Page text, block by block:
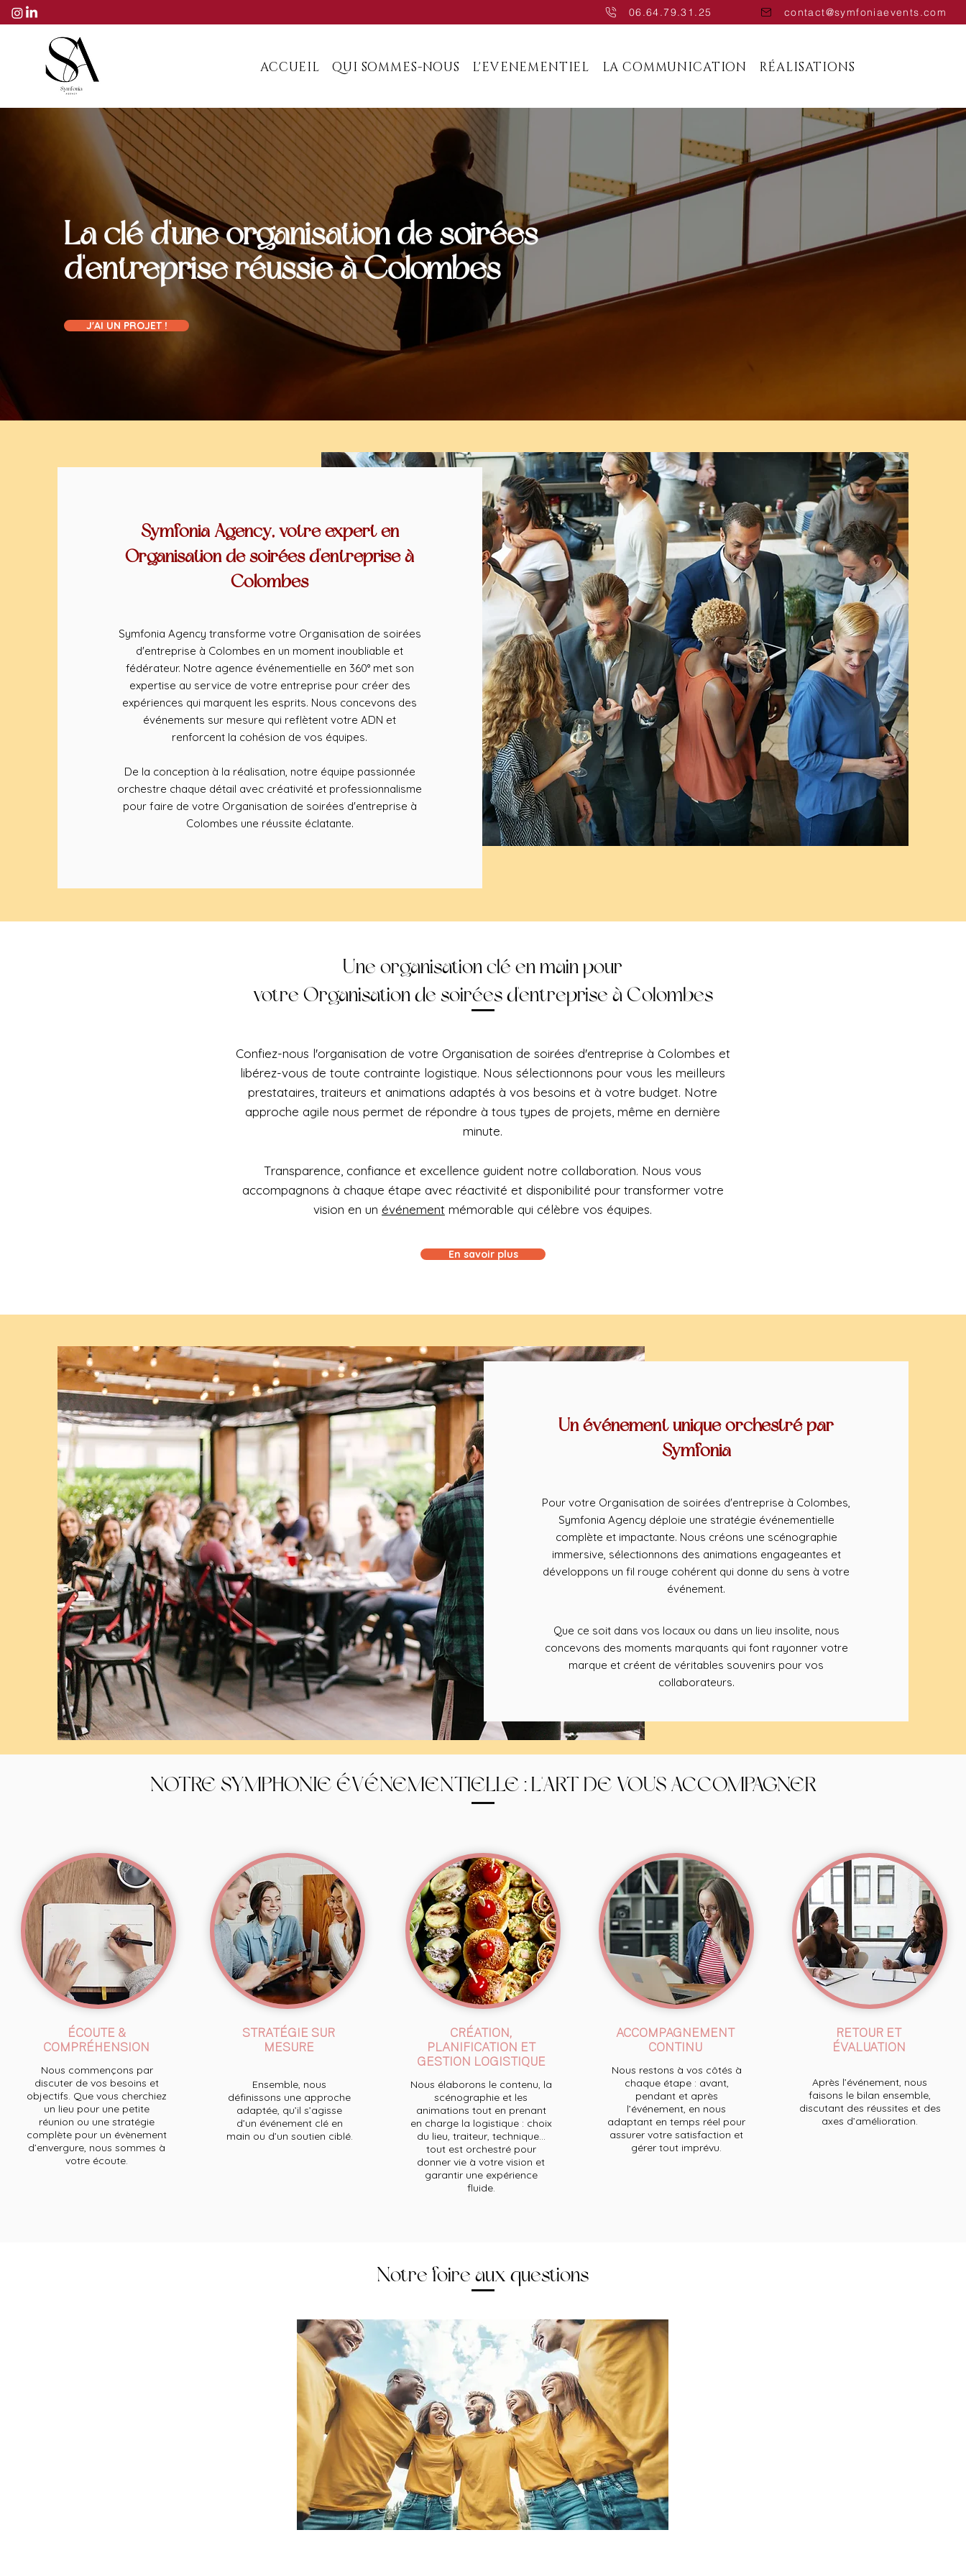
06.64.79.31.25 contact@symfoniaevents.com
ACCUEIL QUI SOMMES-NOUS L'EVENEMENTIEL LA COMMUNICATION RÉALISATIONS
La clé d'une organisation de soirées
d'entreprise réussie à Colombes
J'AI UN PROJET !
Symfonia Agency, votre expert en
Organisation de soirées d'entreprise à
Colombes
Symfonia Agency transforme votre Organisation de soirées
d'entreprise à Colombes en un moment inoubliable et
fédérateur. Notre agence événementielle en 360° met son
expertise au service de votre entreprise pour créer des
expériences qui marquent les esprits. Nous concevons des
événements sur mesure qui reflètent votre ADN et
renforcent la cohésion de vos équipes.
De la conception à la réalisation, notre équipe passionnée
orchestre chaque détail avec créativité et professionnalisme
pour faire de votre Organisation de soirées d'entreprise à
Colombes une réussite éclatante.
Une organisation clé en main pour
votre Organisation de soirées d'entreprise à Colombes
Confiez-nous l'organisation de votre Organisation de soirées d'entreprise à Colombes et
libérez-vous de toute contrainte logistique. Nous sélectionnons pour vous les meilleurs
prestataires, traiteurs et animations adaptés à vos besoins et à votre budget. Notre
approche agile nous permet de répondre à tous types de projets, même en dernière
minute.
Transparence, confiance et excellence guident notre collaboration. Nous vous
accompagnons à chaque étape avec réactivité et disponibilité pour transformer votre
vision en un événement mémorable qui célèbre vos équipes.
En savoir plus
Un événement unique orchestré par
Symfonia
Pour votre Organisation de soirées d'entreprise à Colombes,
Symfonia Agency déploie une stratégie événementielle
complète et impactante. Nous créons une scénographie
immersive, sélectionnons des animations engageantes et
développons un fil rouge cohérent qui donne du sens à votre
événement.
Que ce soit dans vos locaux ou dans un lieu insolite, nous
concevons des moments marquants qui font rayonner votre
marque et créent de véritables souvenirs pour vos
collaborateurs.
NOTRE SYMPHONIE ÉVÉNEMENTIELLE : L'ART DE VOUS ACCOMPAGNER
ÉCOUTE &
COMPRÉHENSION
Nous commençons par
discuter de vos besoins et
objectifs. Que vous cherchiez
un lieu pour une petite
réunion ou une stratégie
complète pour un évènement
d’envergure, nous sommes à
votre écoute.
STRATÉGIE SUR
MESURE
Ensemble, nous
définissons une approche
adaptée, qu’il s’agisse
d’un événement clé en
main ou d’un soutien ciblé.
CRÉATION,
PLANIFICATION ET
GESTION LOGISTIQUE
Nous élaborons le contenu, la
scénographie et les
animations tout en prenant
en charge la logistique : choix
du lieu, traiteur, technique...
tout est orchestré pour
donner vie à votre vision et
garantir une expérience
fluide.
ACCOMPAGNEMENT
CONTINU
Nous restons à vos côtés à
chaque étape : avant,
pendant et après
l’événement, en nous
adaptant en temps réel pour
assurer votre satisfaction et
gérer tout imprévu.
RETOUR ET
ÉVALUATION
Après l’événement, nous
faisons le bilan ensemble,
discutant des réussites et des
axes d’amélioration.
Notre foire aux questions